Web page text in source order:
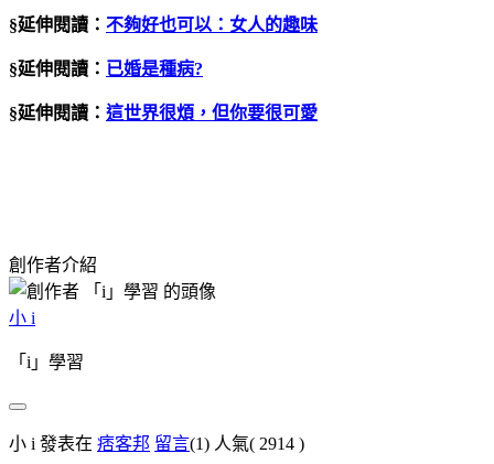
§延伸閱讀： 不夠好也可以：女人的趣味
§延伸閱讀： 已婚是種病?
§延伸閱讀： 這世界很煩，但你要很可愛
創作者介紹
小 i
「i」學習
小 i 發表在 痞客邦 留言(1) 人氣( 2914 )